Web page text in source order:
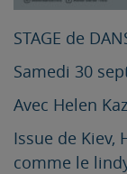
STAGE de
Samedi 30
Avec Helen
Issue de Kiev,
comme le